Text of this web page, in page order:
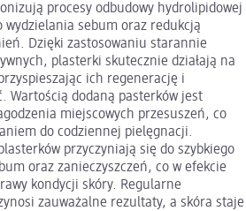
procesy odbudowy hydrolipidowej
sebum oraz redukcją
Dzięki zastosowaniu starannie
plasterki skutecznie działają na
ich regenerację i
Wartością dodaną pasterków jest
miejscowych przesuszeń, co
do codziennej pielęgnacji.
przyczyniają się do szybkiego
oraz zanieczyszczeń, co w efekcie
kondycji skóry. Regularne
zauważalne rezultaty, a skóra staje